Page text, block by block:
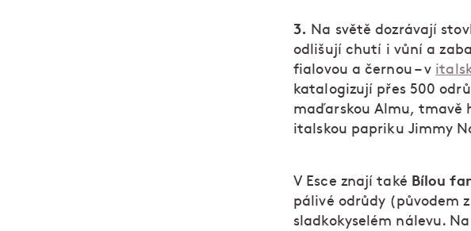
3. Na světě dozrávají
odlišují chutí i vůní a
fialovou a černou – v
katalogizují přes 500
maďarskou Almu, tmavě
italskou papriku Jimmy
V Esce znají také Bílou
pálivé odrůdy (původem
sladkokyselém nálevu.